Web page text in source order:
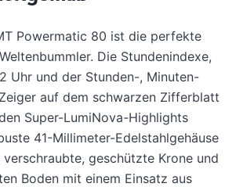
Powermatic 80 ist die perfekte
Die Stundenindexe,
Uhr und der Stunden-, Minuten-
auf dem schwarzen Zifferblatt
Super-LumiNova-Highlights
41-Millimeter-Edelstahlgehäuse
geschützte Krone und
Boden mit einem Einsatz aus